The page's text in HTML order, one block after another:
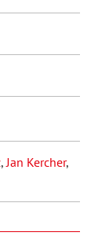
, Jan Kercher,